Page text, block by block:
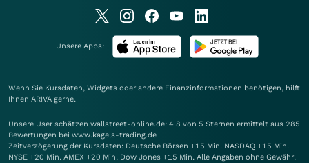
Unsere Apps:
Wenn Sie Kursdaten, Widgets oder andere Finanzinformationen benötigen, hilft
Ihnen ARIVA gerne.
Unsere User schätzen wallstreet-online.de: 4.8 von 5 Sternen ermittelt aus 285
Bewertungen bei www.kagels-trading.de
Zeitverzögerung der Kursdaten: Deutsche Börsen +15 Min. NASDAQ +15 Min.
NYSE +20 Min. AMEX +20 Min. Dow Jones +15 Min. Alle Angaben ohne Gewähr.